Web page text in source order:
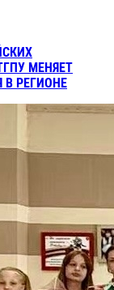
МЕНЯЕТ
РЕГИОНЕ